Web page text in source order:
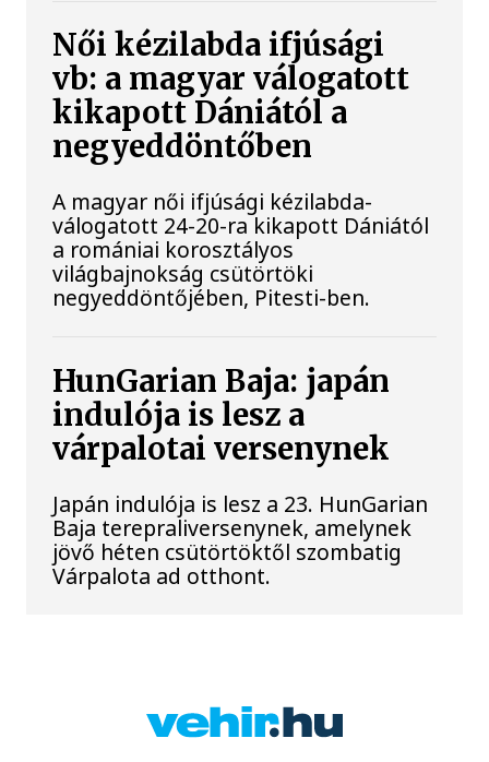
Női kézilabda ifjúsági
vb: a magyar válogatott
kikapott Dániától a
negyeddöntőben
A magyar női ifjúsági kézilabda-
válogatott 24-20-ra kikapott Dániától
a romániai korosztályos
világbajnokság csütörtöki
negyeddöntőjében, Pitesti-ben.
HunGarian Baja: japán
indulója is lesz a
várpalotai versenynek
Japán indulója is lesz a 23. HunGarian
Baja terepraliversenynek, amelynek
jövő héten csütörtöktől szombatig
Várpalota ad otthont.